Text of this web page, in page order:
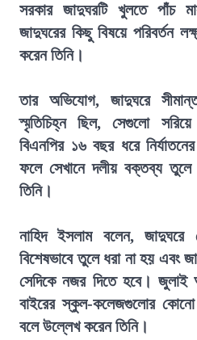
সরকার জাদুঘরটি খুলতে পাঁচ
জাদুঘরের কিছু বিষয়ে পরিবর্তন
করেন তিনি।
তার অভিযোগ, জাদুঘরে
স্মৃতিচিহ্ন ছিল, সেগুলো
বিএনপির ১৬ বছর ধরে
ফলে সেখানে দলীয় বক্তব্য তুলে
তিনি।
নাহিদ ইসলাম বলেন,
বিশেষভাবে তুলে ধরা না হয় এবং
সেদিকে নজর দিতে হবে। জুলাই
বাইরের স্কুল-কলেজগুলোর কোনো
বলে উল্লেখ করেন তিনি।